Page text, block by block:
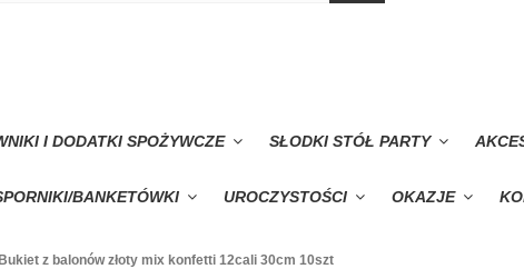
I DODATKI SPOŻYWCZE SŁODKI STÓŁ PARTY
BANKETÓWKI UROCZYSTOŚCI OKAZJE
Bukiet z balonów złoty mix konfetti 12cali 30cm 10szt